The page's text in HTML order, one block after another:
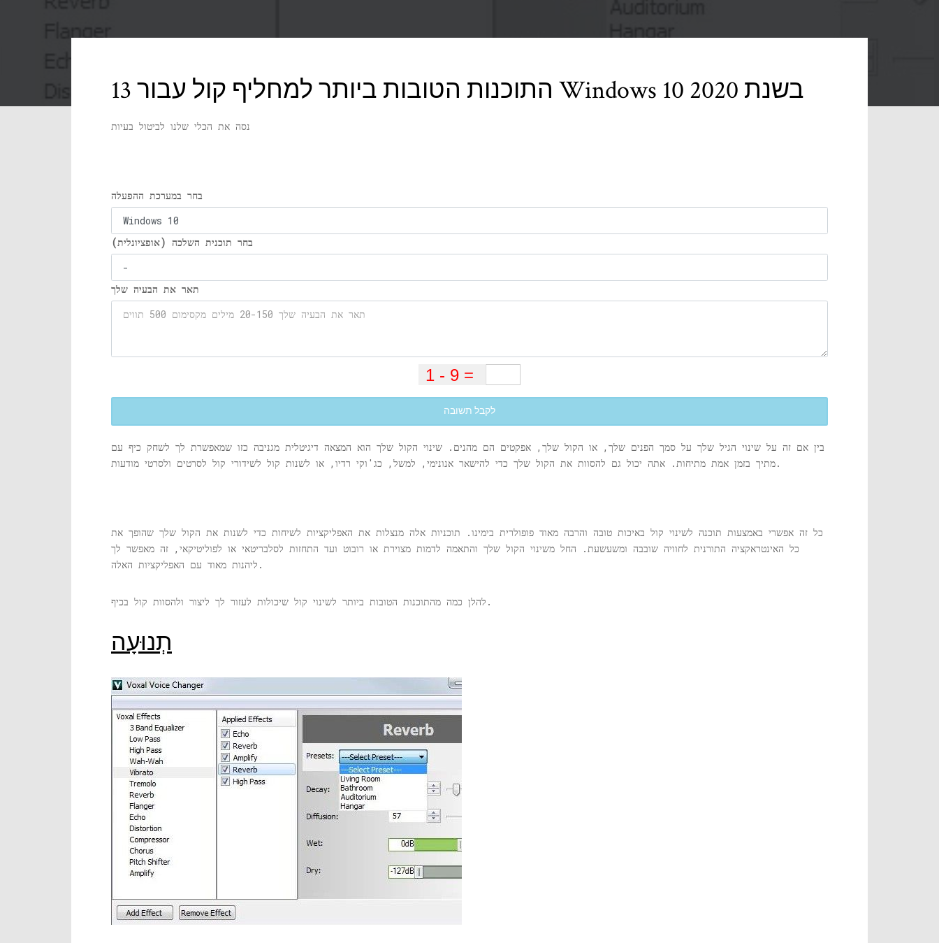
13 התוכנות הטובות ביותר למחליף קול עבור Windows 10 בשנת 2020
נסה את הכלי שלנו לביטול בעיות
בחר במערכת ההפעלה
בחר תוכנית השלכה (אופציונלית)
תאר את הבעיה שלך
לקבל תשובה
בין אם זה על שינוי הגיל שלך על סמך הפנים שלך, או הקול שלך, אפקטים הם מהנים. שינוי הקול שלך הוא המצאה דיגיטלית מגניבה כזו שמאפשרת לך לשחק כיף עם
מתיך בזמן אמת מתיחות. אתה יכול גם להסוות את הקול שלך כדי להישאר אנונימי, למשל, כג'וקי רדיו, או לשנות קול לשידורי קול לסרטים ולסרטי מודעות.
כל זה אפשרי באמצעות תוכנה לשינוי קול באיכות טובה והרבה מאוד פופולרית בימינו. תוכניות אלה מנצלות את האפליקציות לשיחות כדי לשנות את הקול שלך שהופך את
כל האינטראקציה התורנית לחוויה שובבה ומשעשעת. החל משינוי הקול שלך והתאמה לדמות מצוירת או רובוט ועד התחזות לסלבריטאי או לפוליטיקאי, זה מאפשר לך
ליהנות מאוד עם האפליקציות האלה.
להלן כמה מהתוכנות הטובות ביותר לשינוי קול שיכולות לעזור לך ליצור ולהסוות קול בכיף.
תְנוּעָה